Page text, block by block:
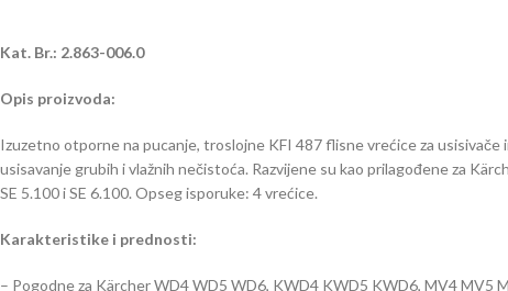
Kat. Br.: 2.863-006.0
Opis proizvoda:
Izuzetno otporne na pucanje, troslojne KFI 487 flisne vrećice za
usisavanje grubih i vlažnih nečistoća. Razvijene su kao prilagođene za
SE 5.100 i SE 6.100. Opseg isporuke: 4 vrećice.
Karakteristike i prednosti:
– Pogodne za Kärcher WD4 WD5 WD6, KWD4 KWD5 KWD6, MV4 MV5